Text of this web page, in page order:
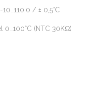
/ ± 0,5°C
0…100°C (NTC 30KΩ)